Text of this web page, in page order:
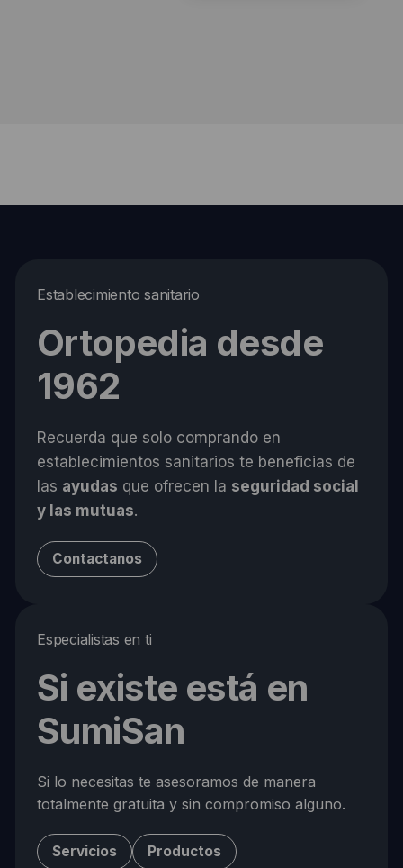
Establecimiento sanitario
Ortopedia desde
1962
Recuerda que solo comprando en
establecimientos sanitarios te beneficias de
las ayudas que ofrecen la seguridad social
y las mutuas.
Contactanos
Especialistas en ti
Si existe está en
SumiSan
Si lo necesitas te asesoramos de manera
totalmente gratuita y sin compromiso alguno.
Servicios Productos